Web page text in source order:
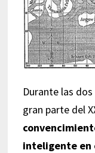
Durante las
gran parte del
inteligente en